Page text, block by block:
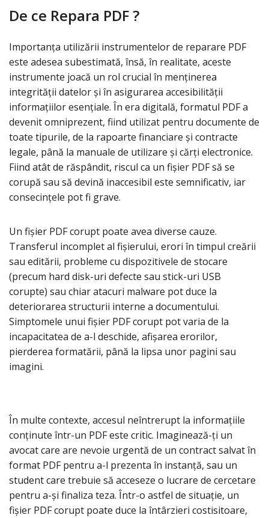
De ce Repara PDF ?
Importanța utilizării instrumentelor de reparare PDF
este adesea subestimată, însă, în realitate, aceste
instrumente joacă un rol crucial în menținerea
integrității datelor și în asigurarea accesibilității
informațiilor esențiale. În era digitală, formatul PDF a
devenit omniprezent, fiind utilizat pentru documente de
toate tipurile, de la rapoarte financiare și contracte
legale, până la manuale de utilizare și cărți electronice.
Fiind atât de răspândit, riscul ca un fișier PDF să se
corupă sau să devină inaccesibil este semnificativ, iar
consecințele pot fi grave.
Un fișier PDF corupt poate avea diverse cauze.
Transferul incomplet al fișierului, erori în timpul creării
sau editării, probleme cu dispozitivele de stocare
(precum hard disk-uri defecte sau stick-uri USB
corupte) sau chiar atacuri malware pot duce la
deteriorarea structurii interne a documentului.
Simptomele unui fișier PDF corupt pot varia de la
incapacitatea de a-l deschide, afișarea erorilor,
pierderea formatării, până la lipsa unor pagini sau
imagini.
În multe contexte, accesul neîntrerupt la informațiile
conținute într-un PDF este critic. Imaginează-ți un
avocat care are nevoie urgentă de un contract salvat în
format PDF pentru a-l prezenta în instanță, sau un
student care trebuie să acceseze o lucrare de cercetare
pentru a-și finaliza teza. Într-o astfel de situație, un
fișier PDF corupt poate duce la întârzieri costisitoare,